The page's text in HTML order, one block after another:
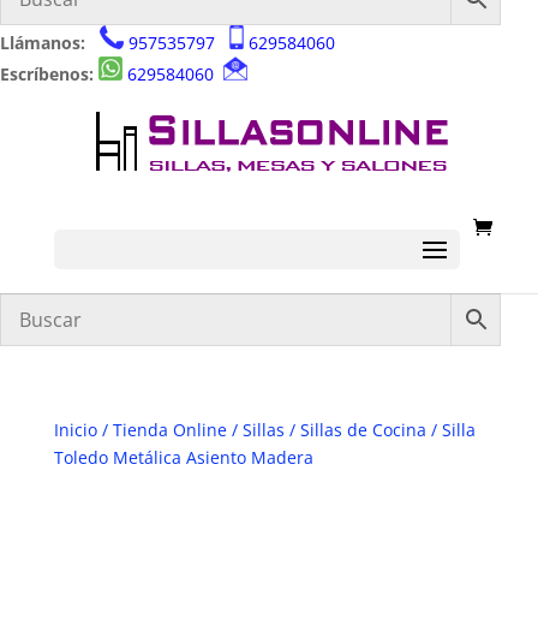
Llámanos: 957535797
629584060
Escríbenos:
629584060
Inicio/ Tienda Online/ Sillas / Sillas de Cocina / Silla
Toledo Metálica Asiento Madera